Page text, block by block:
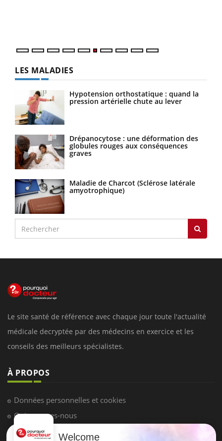
LES MALADIES
Hypotension orthostatique : quand la
pression artérielle chute au lever
Drépanocytose : une déformation des
globules rouges aux conséquences
graves
Maladie de Charcot (Sclérose latérale
amyotrophique)
Le site santé de référence avec chaque jour toute l'actualité
médicale decryptée par des médecins en exercice et les
conseils des meilleurs spécialistes.
À PROPOS
Données personnelles et cookies
Qui sommes-nous
Conditions d'utilisation
Welcome